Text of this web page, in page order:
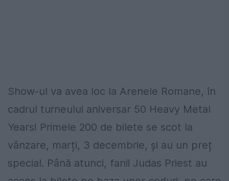
Show-ul va avea loc la Arenele Romane, în
cadrul turneului aniversar 50 Heavy Metal
Years! Primele 200 de bilete se scot la
vânzare, marți, 3 decembrie, și au un preț
special. Până atunci, fanii Judas Priest au